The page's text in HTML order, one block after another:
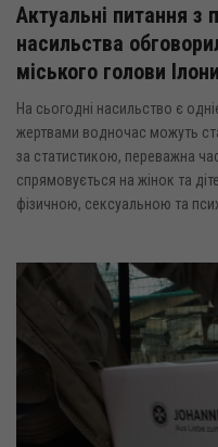
Актуальні питання з
насильства
міського голови
На сьогодні насильство є
жертвами водночас можуть
за статистикою, переважна
спрямовується на жінок та
фізичною, сексуальною та